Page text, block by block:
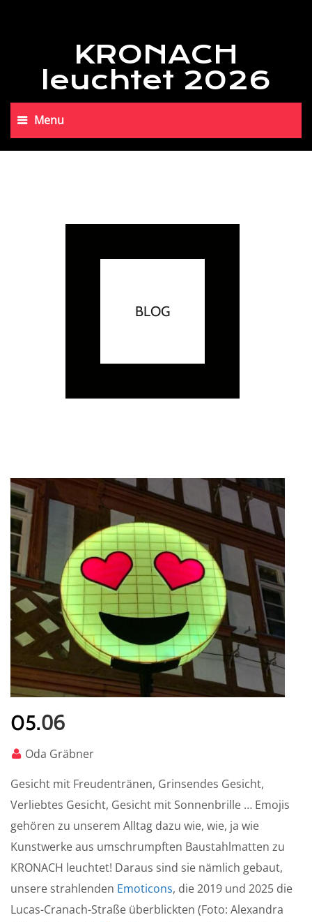
KRONACH
leuchtet 2026
Menu
BLOG
05.06
Oda Gräbner
Gesicht mit Freudentränen, Grinsendes Gesicht,
Verliebtes Gesicht, Gesicht mit Sonnenbrille … Emojis
gehören zu unserem Alltag dazu wie, wie, ja wie
Kunstwerke aus umschrumpften Baustahlmatten zu
KRONACH leuchtet! Daraus sind sie nämlich gebaut,
unsere strahlenden Emoticons, die 2019 und 2025 die
Lucas-Cranach-Straße überblickten (Foto: Alexandra